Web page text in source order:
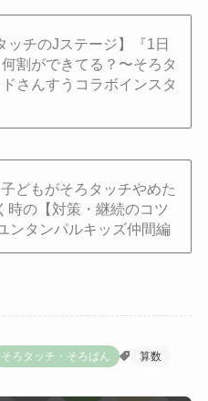
ッチのJステージ】『1日
割ができてる？〜そろタ
さんすうコラボインスタ
どもがそろタッチやめた
時の【対策・継続のコツ
ンタンパルキッズ仲間編
そろタッチ・そろばん 算数